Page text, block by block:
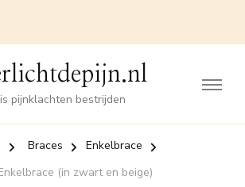
pijnklachten bestrijden
Braces
Enkelbrace
(in zwart en beige)